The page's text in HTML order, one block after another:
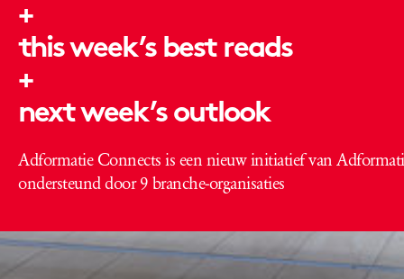
+
this week’s best reads
+
next week’s outlook
Adformatie Connects is een nieuw initiatief van
ondersteund door 9 branche-organisaties